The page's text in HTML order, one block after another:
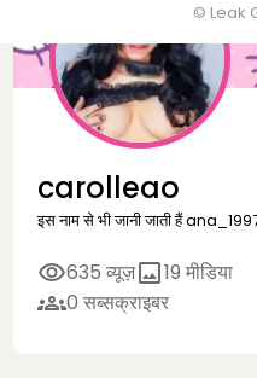
carolleao
इस नाम से भी जानी जाती हैं
635 व्यूज़
19 मीडिया
0 सब्सक्राइबर
© Leak